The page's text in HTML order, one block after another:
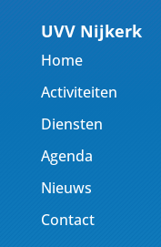
UVV Nijkerk
Home
Activiteiten
Diensten
Agenda
Nieuws
Contact